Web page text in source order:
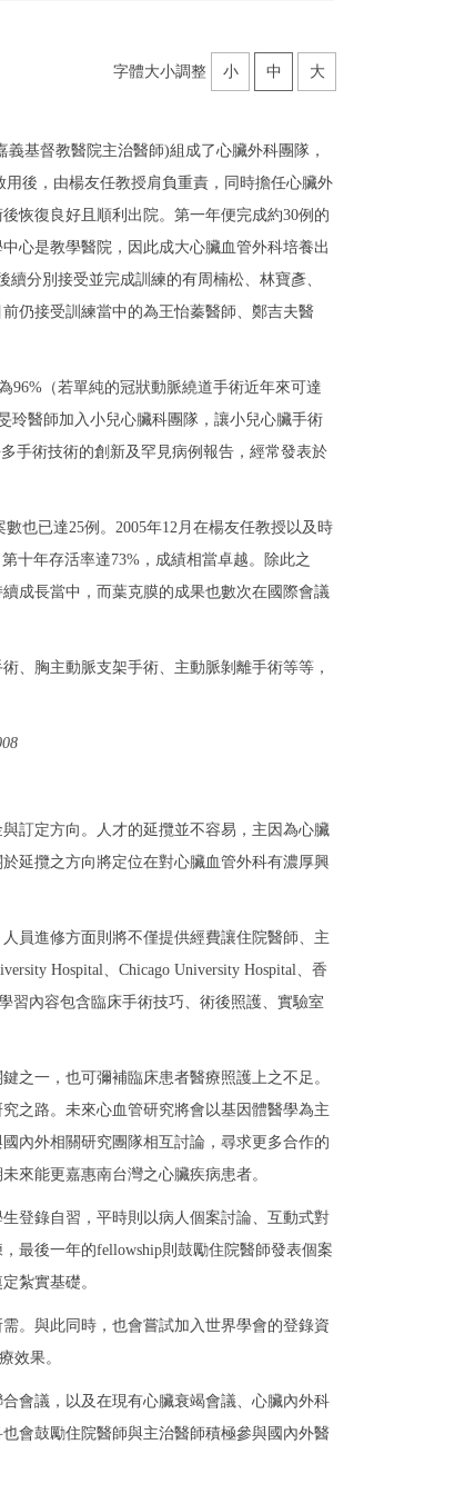
字體大小調整 小 中 大
基督教醫院主治醫師)組成了心臟外科團隊，
後，由楊友任教授肩負重責，同時擔任心臟外
恢復良好且順利出院。第一年便完成約30例的
心是教學醫院，因此成大心臟血管外科培養出
分別接受並完成訓練的有周楠松、林寶彥、
仍接受訓練當中的為王怡蓁醫師、鄭吉夫醫
96%（若單純的冠狀動脈繞道手術近年來可達
玲醫師加入小兒心臟科團隊，讓小兒心臟手術
手術技術的創新及罕見病例報告，經常發表於
也已達25例。2005年12月在楊友任教授以及時
十年存活率達73%，成績相當卓越。除此之
成長當中，而葉克膜的成果也數次在國際會議
、胸主動脈支架手術、主動脈剝離手術等等，
訂定方向。人才的延攬並不容易，主因為心臟
延攬之方向將定位在對心臟血管外科有濃厚興
員進修方面則將不僅提供經費讓住院醫師、主
Hospital、Chicago University Hospital、香
習內容包含臨床手術技巧、術後照護、實驗室
之一，也可彌補臨床患者醫療照護上之不足。
之路。未來心血管研究將會以基因體醫學為主
內外相關研究團隊相互討論，尋求更多合作的
來能更嘉惠南台灣之心臟疾病患者。
登錄自習，平時則以病人個案討論、互動式對
最後一年的fellowship則鼓勵住院醫師發表個案
紮實基礎。
。與此同時，也會嘗試加入世界學會的登錄資
效果。
會議，以及在現有心臟衰竭會議、心臟內外科
會鼓勵住院醫師與主治醫師積極參與國內外醫